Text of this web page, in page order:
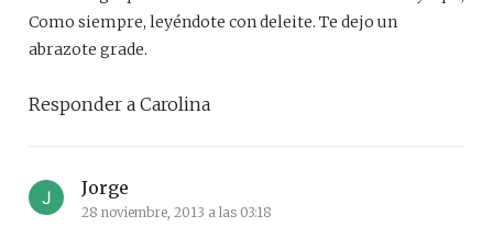
Como siempre, leyéndote con deleite. Te dejo un
abrazote grade.
Responder a Carolina
Jorge
28 noviembre, 2013 a las 03:18